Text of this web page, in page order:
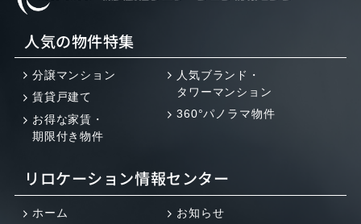
人気の物件特集
分譲マンション
賃貸戸建て
お得な家賃・
期限付き物件
人気ブランド・
タワーマンション
360°パノラマ物件
リロケーション情報センター
ホーム
お知らせ